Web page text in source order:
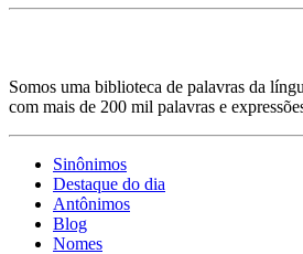
Somos uma biblioteca de palavras da
com mais de 200 mil palavras e
Sinônimos
Destaque do dia
Antônimos
Blog
Nomes